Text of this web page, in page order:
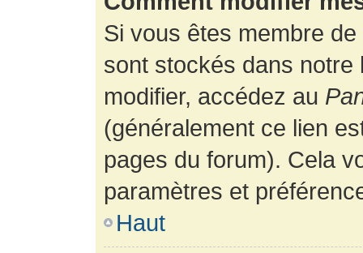
Si vous êtes membre
sont stockés dans
modifier, accédez au
(généralement ce lien
pages du forum). Cela
paramètres et
Haut